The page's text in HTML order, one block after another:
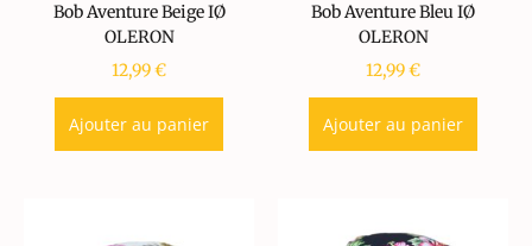
Bob Aventure Beige IØ
OLERON
12,99€
Ajouter au panier
Bob Aventure Bleu IØ
OLERON
12,99€
Ajouter au panier